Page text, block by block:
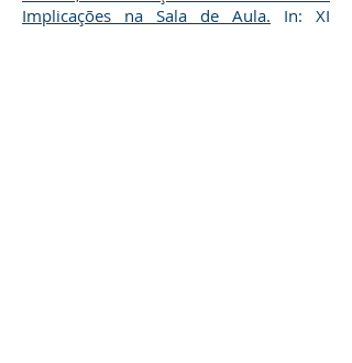
Implicações na Sala de Aula. In: XI